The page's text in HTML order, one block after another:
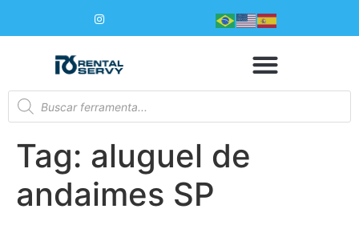
Tag: aluguel de
andaimes SP